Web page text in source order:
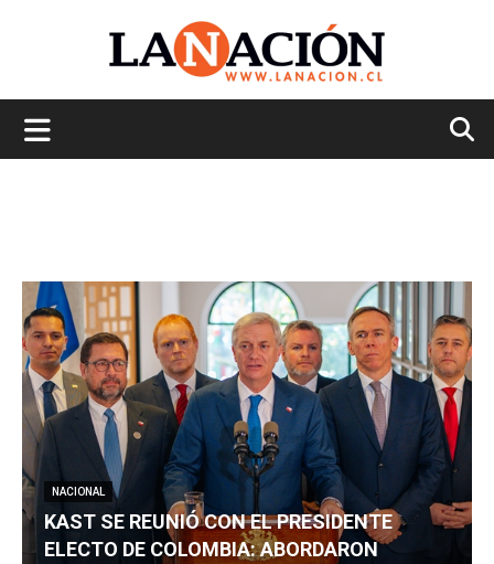
NACIONAL
KAST SE REUNIÓ CON EL PRESIDENTE
ELECTO DE COLOMBIA: ABORDARON